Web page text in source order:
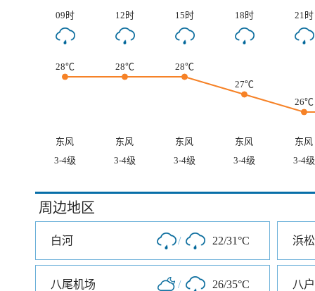
09时 12时 15时 18时 21时
28℃ 28℃
28℃
27℃
26℃
东风 东风 东风 东风
东风
3-4级
3-4级 3-4级 3-4级 3-4级
周边地区
白河 / 22/31°C 浜
八尾机场 / 26/35°C 八户